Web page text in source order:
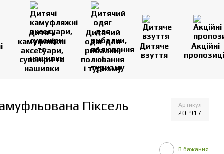
Дитячі
камуфляжні
аксесуари,
сувеніри та
нашивки
Дитячий
одяг для
рибалки,
полювання
і туризму
Дитяче
взуття
Акційні
Піксель Артикул
20-917
В бажання